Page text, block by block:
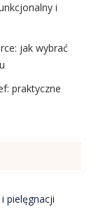
i
jak wybrać
praktyczne
pielęgnacji